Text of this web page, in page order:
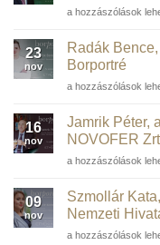
műgyűjtő,
WSTGroup |
Borportré
Józsa
a
Magyar
Tudományos
Akadémia
tagja,
a
volt
|
Borportré
bejegyzéshez
a hozzászólások
23
nov
Radák
Borportré
Radák
ügyvezető
és
Salarify
Borportré
bejegyzéshez
a hozzászólások
16
nov
Jamrik Péter,
NOVOFER
Jamrik
alapító,
Gábor
díj,
a hozzászólások
09
nov
Szmollár
Nemzeti
Szmollár
a hozzászólások